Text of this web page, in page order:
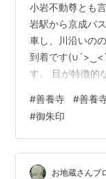
小岩不動尊とも
岩駅から京成バ
車し、川沿いの
到着です
す。 目が特徴的
ぐ隣に、印象的
動明王立像が祀
れるらしいです
本尊は地蔵菩薩
いるようです
#善養寺 #善養
#御朱印
お地蔵さんブ